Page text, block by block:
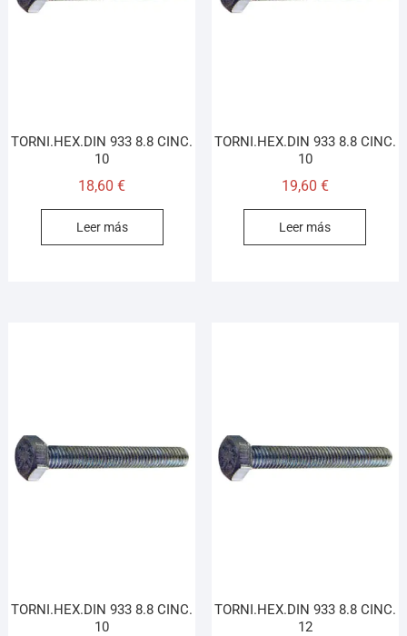
TORNI.HEX.DIN 933 8.8 CINC.
10
18,60€
Leer más
TORNI.HEX.DIN 933 8.8 CINC.
10
19,60 €
Leer más
TORNI.HEX.DIN 933 8.8 CINC.
10
TORNI.HEX.DIN 933 8.8 CINC.
12